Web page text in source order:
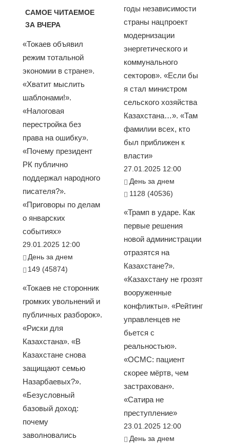
САМОЕ ЧИТАЕМОЕ
ЗА ВЧЕРА
«Токаев объявил
режим тотальной
экономии в стране».
«Хватит мыслить
шаблонами!».
«Налоговая
перестройка без
права на ошибку».
«Почему президент
РК публично
поддержал народного
писателя?».
«Приговоры по делам
о январских
событиях»
29.01.2025 12:00
День за днем
149 (45874)
«Токаев не сторонник
громких увольнений и
публичных разборок».
«Риски для
Казахстана». «В
Казахстане снова
защищают семью
Назарбаевых?».
«Безусловный
базовый доход:
почему
заволновались
годы независимости
страны нацпроект
модернизации
энергетического и
коммунального
секторов». «Если бы
я стал министром
сельского хозяйства
Казахстана…». «Там
фамилии всех, кто
был приближен к
власти»
27.01.2025 12:00
День за днем
1128 (40536)
«Трамп в ударе. Как
первые решения
новой администрации
отразятся на
Казахстане?».
«Казахстану не грозят
вооруженные
конфликты». «Рейтинг
управленцев не
бьется с
реальностью».
«ОСМС: пациент
скорее мёртв, чем
застрахован».
«Сатира не
преступление»
23.01.2025 12:00
День за днем